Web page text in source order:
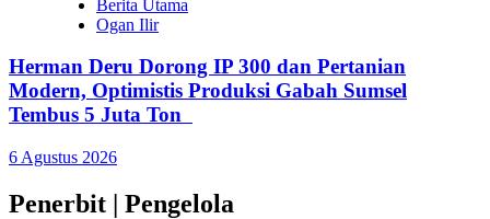
Berita Utama
Ogan Ilir
Herman Deru Dorong IP 300 dan Pertanian
Modern, Optimistis Produksi Gabah Sumsel
Tembus 5 Juta Ton
6 Agustus 2026
Penerbit | Pengelola